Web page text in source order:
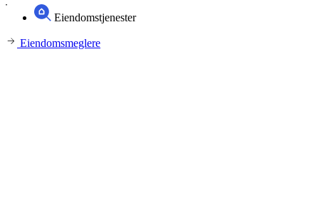
Eiendomstjenester
Eiendomsmeglere